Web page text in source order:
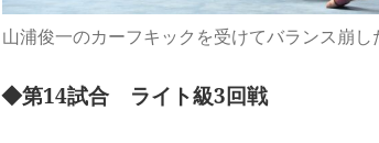
山浦俊一のカーフキックを受けてバランス崩
◆第14試合 ライト級3回戦